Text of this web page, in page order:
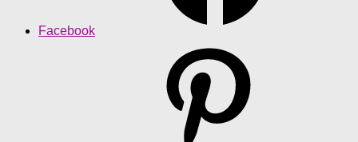
Facebook